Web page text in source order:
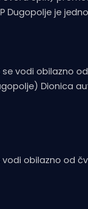
Dugopolje je
vodi obilazno
Dionica
obilazno od